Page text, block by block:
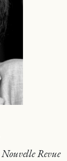
Nouvelle Revue